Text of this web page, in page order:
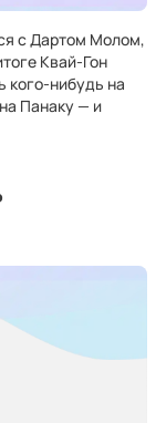
с Дартом Молом,
Квай-Гон
кого-нибудь на
Панаку — и